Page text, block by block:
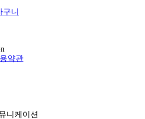
구니
약관
니케이션